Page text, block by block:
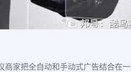
家把全自动和手动式广告结合在一